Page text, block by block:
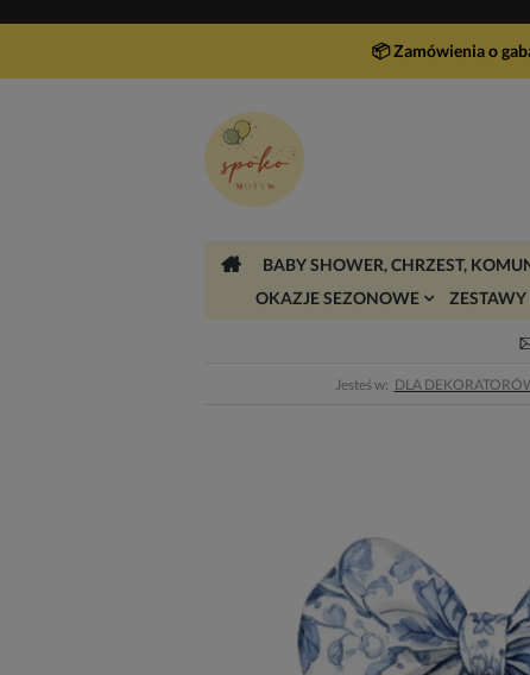
📦 Zamówienia o
BABY SHOWER, CHRZEST,
OKAZJE SEZONOWE
Jesteś w: DLA